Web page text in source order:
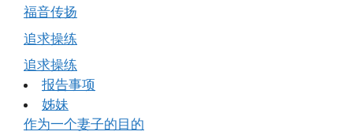
福音传扬
追求操练
追求操练
报告事项
姊妹
作为一个妻子的目的